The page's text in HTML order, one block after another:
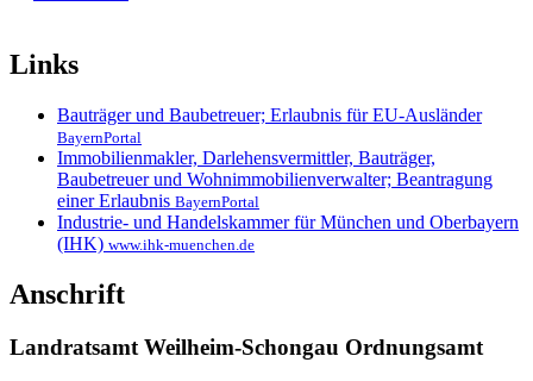
Links
Bauträger und Baubetreuer; Erlaubnis für EU-Ausländer
BayernPortal
Immobilienmakler, Darlehensvermittler, Bauträger,
Baubetreuer und Wohnimmobilienverwalter; Beantragung
einer Erlaubnis BayernPortal
Industrie- und Handelskammer für München und Oberbayern
(IHK) www.ihk-muenchen.de
Anschrift
Landratsamt Weilheim-Schongau Ordnungsamt